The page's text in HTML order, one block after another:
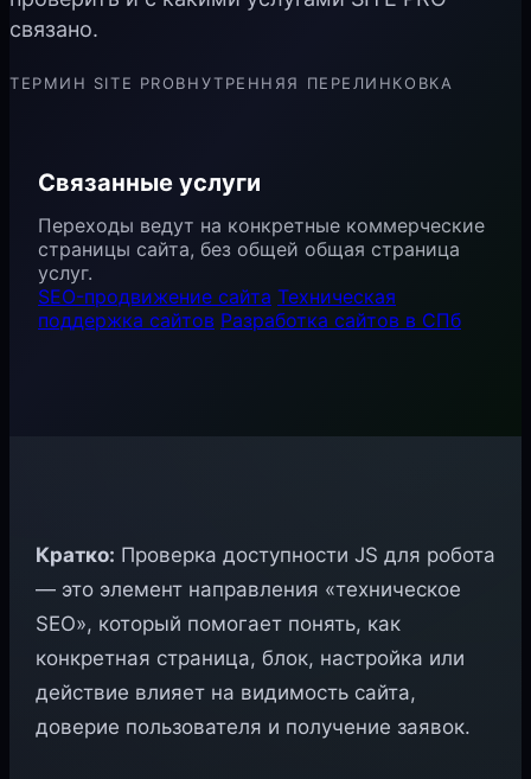
связано.
ТЕРМИН SITE PROВНУТРЕННЯЯ ПЕРЕЛИНКОВКА
Связанные услуги
Переходы ведут на конкретные коммерческие
страницы сайта, без общей общая страница
услуг.
SEO-продвижение сайта Техническая
поддержка сайтов Разработка сайтов в СПб
Кратко: Проверка доступности JS для робота
— это элемент направления «техническое
SEO», который помогает понять, как
конкретная страница, блок, настройка или
действие влияет на видимость сайта,
доверие пользователя и получение заявок.